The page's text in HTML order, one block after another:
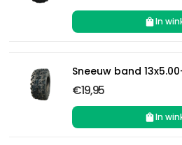
In
Sneeuw band
€19,95
In